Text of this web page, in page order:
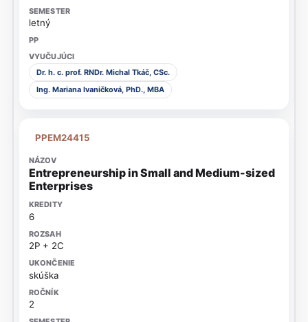
letný
Dr. h. c. prof. RNDr. Michal Tkáč, CSc.
Ing. Mariana Ivaničková, PhD., MBA
PPEM24415
Entrepreneurship in Small and Medium-sized
Enterprises
6
2P + 2C
skúška
2